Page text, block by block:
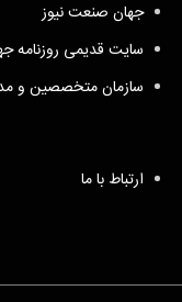
جهان صنعت نیوز
سایت قدیمی روزنامه
سازمان متخصصین و
ارتباط با ما